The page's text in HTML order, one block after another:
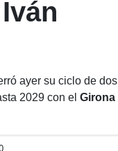
ayer su ciclo de dos
2029 con elGirona